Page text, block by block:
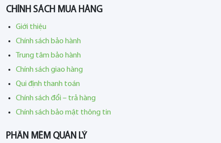
CHÍNH SÁCH MUA HÀNG
Giới thiệu
Chính sách bảo hành
Trung tâm bảo hành
Chính sách giao hàng
Qui định thanh toán
Chính sách đổi – trả hàng
Chính sách bảo mật thông tin
PHẦN MỀM QUẢN LÝ